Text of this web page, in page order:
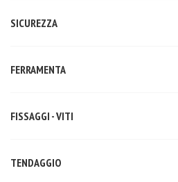
SICUREZZA
FERRAMENTA
FISSAGGI - VITI
TENDAGGIO